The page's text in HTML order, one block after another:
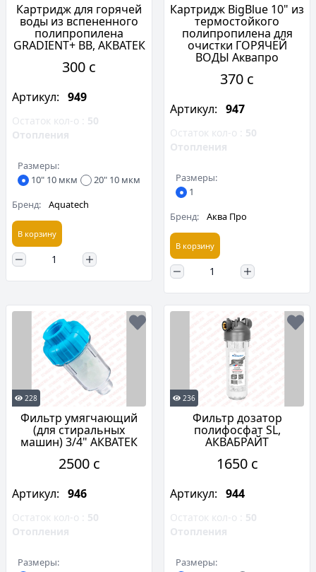
Картридж для горячей
воды из вспененного
полипропилена
GRADIENT+ BB, АКВАТЕК
300 c
Артикул: 949
Остаток кол-о : 50
Отопления
Размеры:
10" 10 мкм
20" 10 мкм
Бренд:
Aquatech
В корзину
Картридж BigBlue 10" из
термостойкого
полипропилена для
очистки ГОРЯЧЕЙ
ВОДЫ Аквапро
370 c
Артикул: 947
Остаток кол-о : 50
Отопления
Размеры:
1
Бренд:
Аква Про
В корзину
228
Фильтр умягчающий
(для стиральных
машин) 3/4" АКВАТЕК
2500 c
Артикул: 946
Остаток кол-о : 50
Отопления
Размеры:
236
Фильтр дозатор
полифосфат SL,
АКВАБРАЙТ
1650 c
Артикул: 944
Остаток кол-о : 50
Отопления
Размеры: